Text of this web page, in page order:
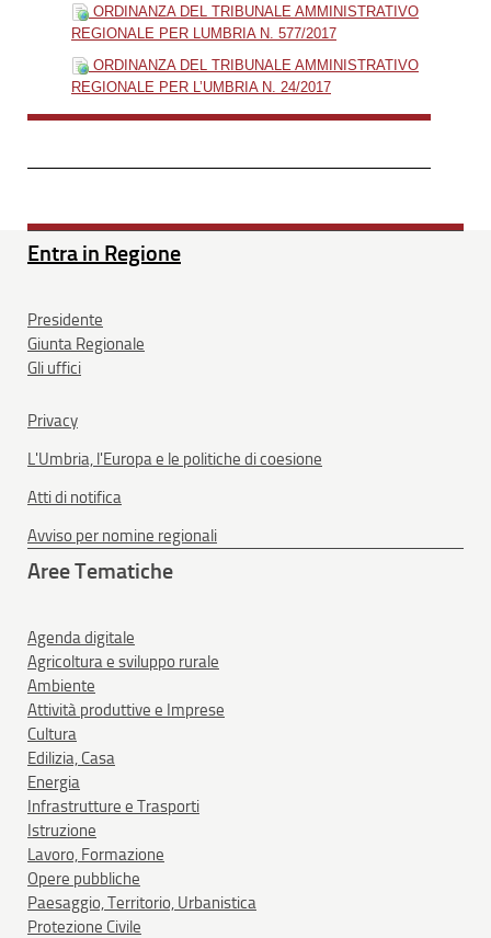
ORDINANZA DEL TRIBUNALE AMMINISTRATIVO
REGIONALE PER LUMBRIA N. 577/2017
ORDINANZA DEL TRIBUNALE AMMINISTRATIVO
REGIONALE PER L’UMBRIA N. 24/2017
Entra in Regione
Presidente
Giunta Regionale
Gli uffici
Privacy
L'Umbria, l'Europa e le politiche di coesione
Atti di notifica
Avviso per nomine regionali
Aree Tematiche
Agenda digitale
Agricoltura e sviluppo rurale
Ambiente
Attività produttive e Imprese
Cultura
Edilizia, Casa
Energia
Infrastrutture e Trasporti
Istruzione
Lavoro, Formazione
Opere pubbliche
Paesaggio, Territorio, Urbanistica
Protezione Civile